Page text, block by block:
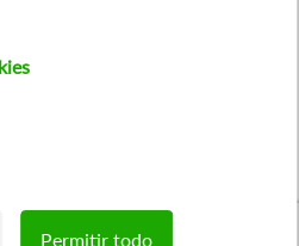
Permitir todo